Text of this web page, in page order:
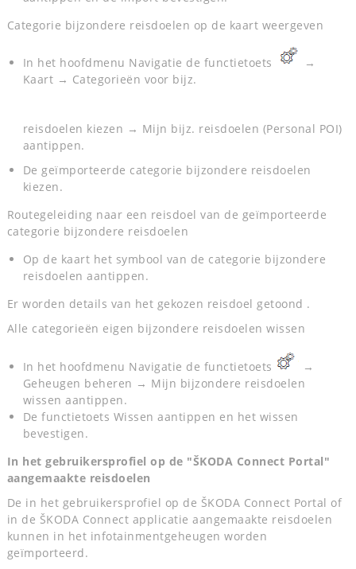
Categorie bijzondere reisdoelen op de kaart weergeven
In het hoofdmenu Navigatie de functietoets
→
Kaart → Categorieën voor bijz.
reisdoelen kiezen → Mijn bijz. reisdoelen (Personal POI)
aantippen.
De geïmporteerde categorie bijzondere reisdoelen
kiezen.
Routegeleiding naar een reisdoel van de geïmporteerde
categorie bijzondere reisdoelen
Op de kaart het symbool van de categorie bijzondere
reisdoelen aantippen.
Er worden details van het gekozen reisdoel getoond .
Alle categorieën eigen bijzondere reisdoelen wissen
In het hoofdmenu Navigatie de functietoets
→
Geheugen beheren → Mijn bijzondere reisdoelen
wissen aantippen.
De functietoets Wissen aantippen en het wissen
bevestigen.
In het gebruikersprofiel op de "ŠKODA Connect Portal"
aangemaakte reisdoelen
De in het gebruikersprofiel op de ŠKODA Connect Portal of
in de ŠKODA Connect applicatie aangemaakte reisdoelen
kunnen in het infotainmentgeheugen worden
geïmporteerd.